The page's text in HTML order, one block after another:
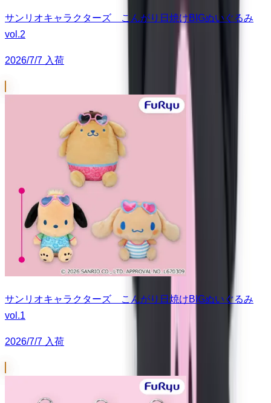
サンリオキャラクターズ こんがり日焼けBIGぬいぐるみ
vol.2
2026/7/7 入荷
サンリオキャラクターズ こんがり日焼けBIGぬいぐるみ
vol.1
2026/7/7 入荷